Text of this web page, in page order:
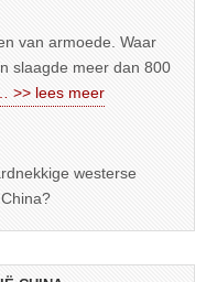
van armoede. Waar
slaagde meer dan 800
… >> lees meer
westerse